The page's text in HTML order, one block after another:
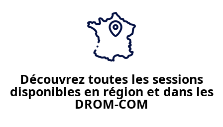
Découvrez toutes les sessions
disponibles en région et dans les
DROM-COM